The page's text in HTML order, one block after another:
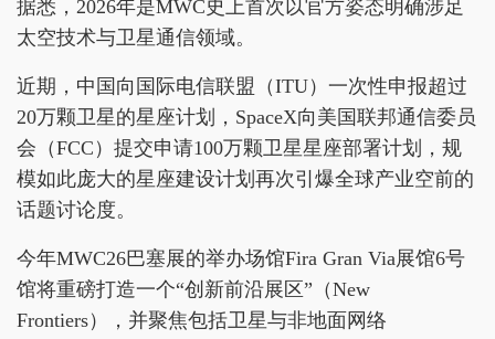
据悉，2026年是MWC史上首次以官方姿态明确涉足
太空技术与卫星通信领域。
近期，中国向国际电信联盟（ITU）一次性申报超过
20万颗卫星的星座计划，SpaceX向美国联邦通信委员
会（FCC）提交申请100万颗卫星星座部署计划，规
模如此庞大的星座建设计划再次引爆全球产业空前的
话题讨论度。
今年MWC26巴塞展的举办场馆Fira Gran Via展馆6号
馆将重磅打造一个“创新前沿展区”（New
Frontiers），并聚焦包括卫星与非地面网络